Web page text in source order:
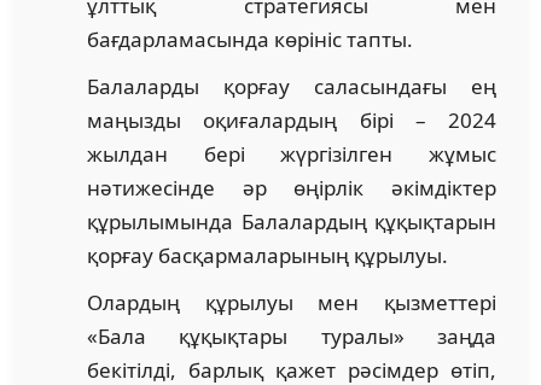
бағдарламасында көрініс тапты.
Балаларды қорғау саласындағы ең
маңызды оқиғалардың бірі – 2024
жылдан бері жүргізілген жұмыс
нәтижесінде әр өңірлік әкімдіктер
құрылымында Балалардың құқықтарын
қорғау басқармаларының құрылуы.
Олардың құрылуы мен қызметтері
«Бала құқықтары туралы» заңда
бекітілді, барлық қажет рәсімдер өтіп,